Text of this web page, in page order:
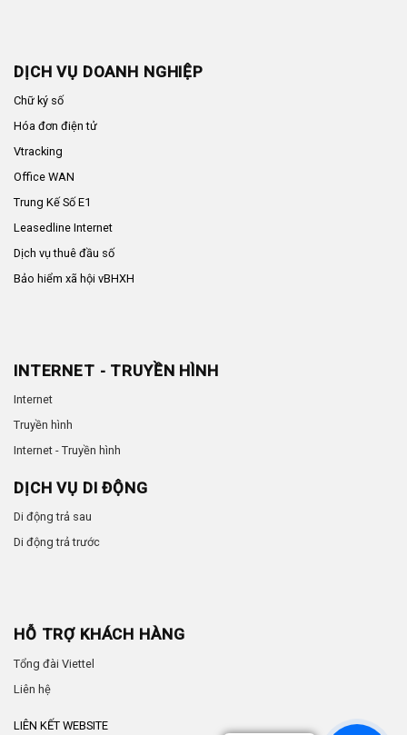
DỊCH VỤ DOANH NGHIỆP
Chữ ký số
Hóa đơn điện tử
Vtracking
Office WAN
Trung Kế Số E1
Leasedline Internet
Dịch vụ thuê đầu số
Bảo hiểm xã hội vBHXH
INTERNET - TRUYỀN HÌNH
Internet
Truyền hình
Internet - Truyền hình
DỊCH VỤ DI ĐỘNG
Di động trả sau
Di động trả trước
HỖ TRỢ KHÁCH HÀNG
Tổng đài Viettel
Liên hệ
LIÊN KẾT WEBSITE